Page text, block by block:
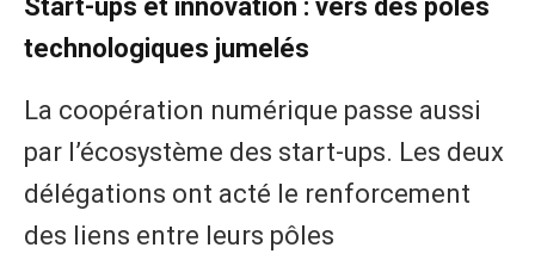
Start-ups et innovation : vers des pôles
technologiques jumelés
La coopération numérique passe aussi
par l’écosystème des start-ups. Les deux
délégations ont acté le renforcement
des liens entre leurs pôles